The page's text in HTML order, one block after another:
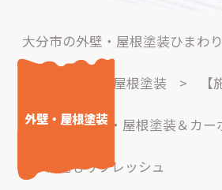
大分市の外壁・屋根塗装ひまわ
外壁・屋根塗装 >
尾 S様邸｜外壁・屋根塗装＆カ
目も機能もリフレッシュ
外壁・屋根塗装